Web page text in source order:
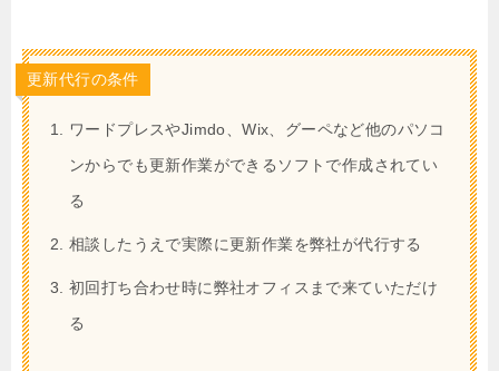
更新代行の条件
ワードプレスやJimdo、Wix、グーペなど他のパソコ
ンからでも更新作業ができるソフトで作成されてい
る
相談したうえで実際に更新作業を弊社が代行する
初回打ち合わせ時に弊社オフィスまで来ていただけ
る